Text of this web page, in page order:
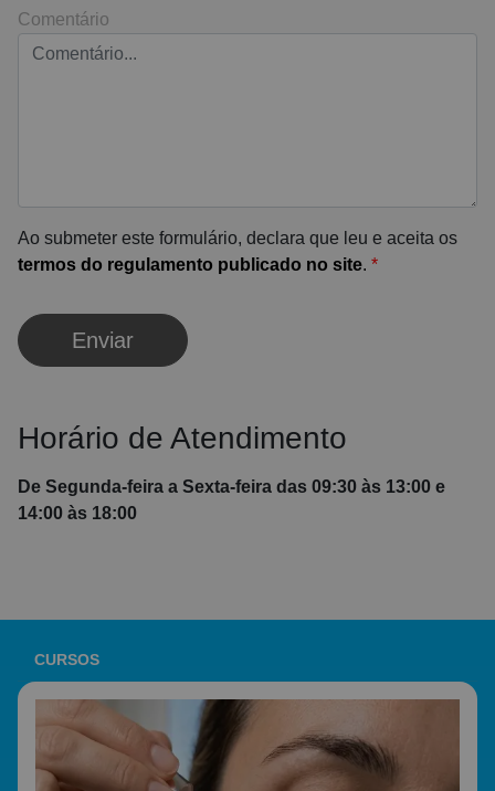
CURSOS
Comentário
Ao submeter este formulário, declara que leu e aceita os
termos do regulamento publicado no site. *
Enviar
Horário de Atendimento
De Segunda-feira a Sexta-feira das 09:30 às 13:00 e
14:00 às 18:00